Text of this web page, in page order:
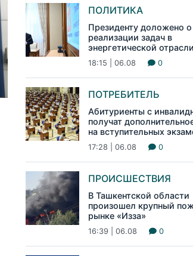
ПОЛИТИКА
Президенту доложено
реализации задач в
энергетической отрасли
18:15 | 06.08 0
ПОТРЕБИТЕЛЬ
Абитуриенты с
получат
на вступительных
17:28 | 06.08 0
ПРОИСШЕСТВИЯ
В Ташкентской области
произошел крупный
рынке «Изза»
16:39 | 06.08 0